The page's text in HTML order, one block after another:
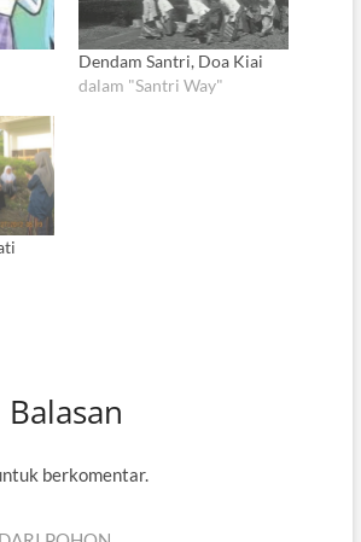
Dendam Santri, Doa Kiai
dalam "Santri Way"
berkomentar.